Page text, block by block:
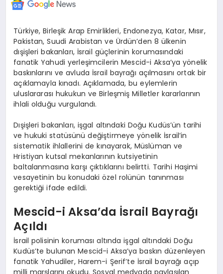
Türkiye, Birleşik Arap Emirlikleri, Endonezya, Katar, Mısır,
Pakistan, Suudi Arabistan ve Ürdün’den 8 ülkenin
dışişleri bakanları, İsrail güçlerinin korumasındaki
fanatik Yahudi yerleşimcilerin Mescid-i Aksa’ya yönelik
baskınlarını ve avluda İsrail bayrağı açılmasını ortak bir
açıklamayla kınadı. Açıklamada, bu eylemlerin
uluslararası hukukun ve Birleşmiş Milletler kararlarının
ihlali olduğu vurgulandı.
Dışişleri bakanları, işgal altındaki Doğu Kudüs’ün tarihi
ve hukuki statüsünü değiştirmeye yönelik İsrail’in
sistematik ihlallerini de kınayarak, Müslüman ve
Hristiyan kutsal mekanlarının kutsiyetinin
baltalanmasına karşı çıktıklarını belirtti. Tarihi Haşimi
vesayetinin bu konudaki özel rolünün tanınması
gerektiği ifade edildi.
Mescid-i Aksa’da İsrail Bayrağı
Açıldı
İsrail polisinin koruması altında işgal altındaki Doğu
Kudüs’te bulunan Mescid-i Aksa’ya baskın düzenleyen
fanatik Yahudiler, Harem-i Şerif’te İsrail bayrağı açıp